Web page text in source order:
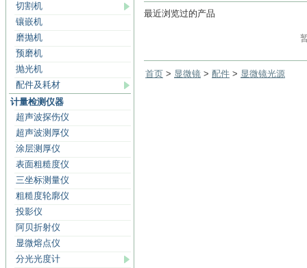
切割机
镶嵌机
磨抛机
预磨机
抛光机
配件及耗材
计量检测仪器
超声波探伤仪
超声波测厚仪
涂层测厚仪
表面粗糙度仪
三坐标测量仪
粗糙度轮廓仪
投影仪
阿贝折射仪
显微熔点仪
分光光度计
最近浏览过的产品
首页 > 显微镜 > 配件 > 显微镜光源